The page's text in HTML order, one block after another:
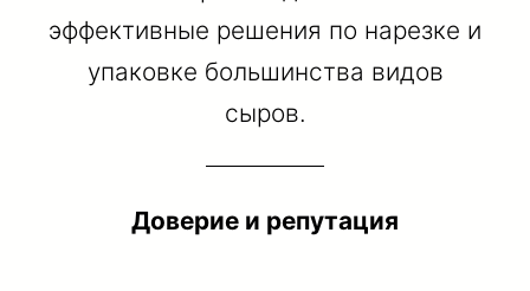
эффективные решения по нарезке и
упаковке большинства видов
сыров.
Доверие и репутация